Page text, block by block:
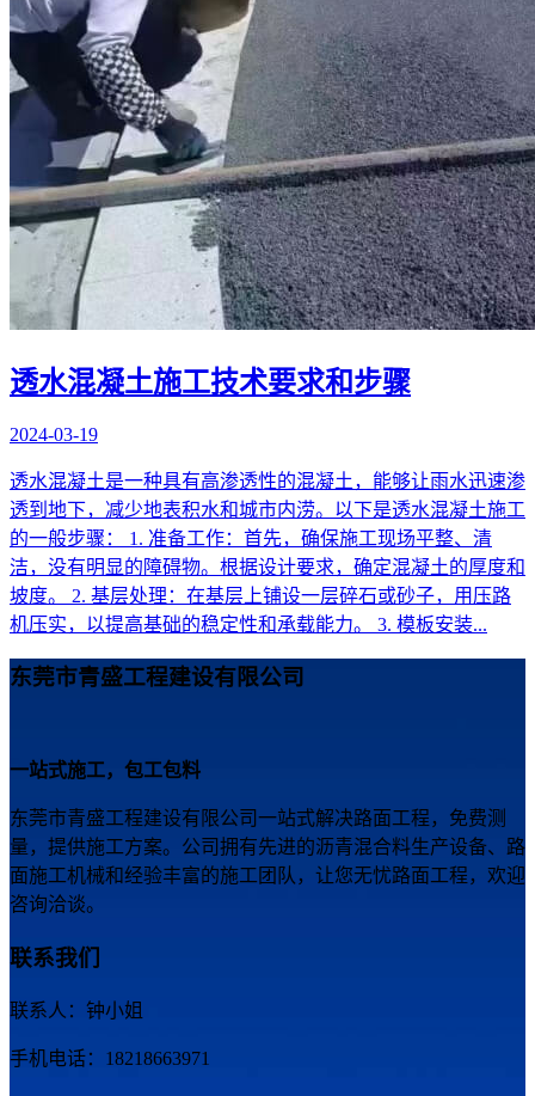
透水混凝土施工技术要求和步骤
2024-03-19
透水混凝土是一种具有高渗透性的混凝土，能够让雨水迅速渗
透到地下，减少地表积水和城市内涝。以下是透水混凝土施工
的一般步骤： 1. 准备工作：首先，确保施工现场平整、清
洁，没有明显的障碍物。根据设计要求，确定混凝土的厚度和
坡度。 2. 基层处理：在基层上铺设一层碎石或砂子，用压路
机压实，以提高基础的稳定性和承载能力。 3. 模板安装...
东莞市青盛工程建设有限公司
一站式施工，包工包料
东莞市青盛工程建设有限公司一站式解决路面工程，免费测
量，提供施工方案。公司拥有先进的沥青混合料生产设备、路
面施工机械和经验丰富的施工团队，让您无忧路面工程，欢迎
咨询洽谈。
联系我们
联系人：钟小姐
手机电话：18218663971